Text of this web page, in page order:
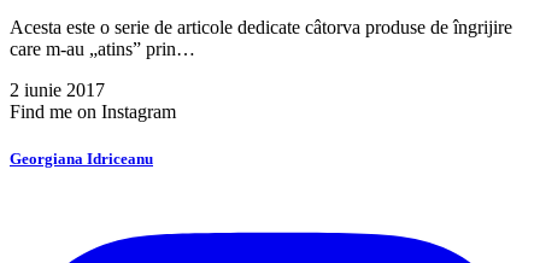
Acesta este o serie de articole dedicate câtorva produse de îngrijire
care m-au „atins” prin…
2 iunie 2017
Find me on Instagram
Georgiana Idriceanu